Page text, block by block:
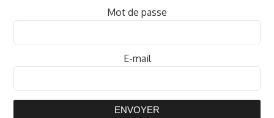
Mot de passe
E-mail
ENVOYER